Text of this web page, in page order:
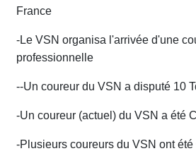
France
-Le VSN organisa l'arrivée d'une c
professionnelle
--Un coureur du VSN a disputé 10
-Un coureur (actuel) du VSN a été
-Plusieurs coureurs du VSN ont